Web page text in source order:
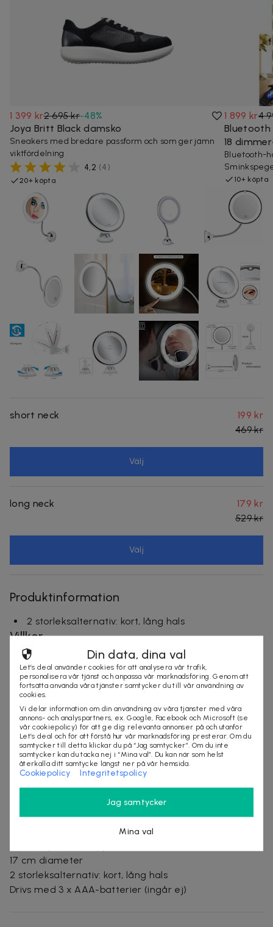
1 399 kr2 695 kr-48%
Joya Britt Black damsko
Sneakers med bredare passform och som ger jämn
viktfördelning
4,2 (4)
20+ köpta
1 899 kr4
Bluetooth
18
Bluetooth-
10+ köpta
short neck
199 kr
469 kr
Välj
long neck
179 kr
529 kr
Välj
Produktinformation
2 storleksalternativ: kort, lång hals
Villkor
Frakt tillkommer
Leveranstid: ca 10 arbetsdagar
Vid leverans-, reklamations och produktfrågor
vänligen kontakta leverantören direkt:
support@turbodealz.com
Mer om produkten
Perfekt för både hemmabruk och professionell
sminkning
Stark sugkopp - enkel att fästa på alla släta ytor
10x förstoring
17 cm diameter
2 storleksalternativ: kort, lång hals
Drivs med 3 x AAA-batterier (ingår ej)
Din data, dina val
Let’s deal använder cookies för att analysera vår trafik,
personalisera vår tjänst och anpassa vår marknadsföring. Genom att
fortsätta använda våra tjänster samtycker du till vår användning av
cookies.
Vi delar information om din användning av våra tjänster med våra
annons- och analyspartners, ex. Google, Facebook och Microsoft (se
vår cookiepolicy) för att ge dig relevanta annonser på och utanför
Let’s deal och för att förstå hur vår marknadsföring presterar. Om du
samtycker till detta klickar du på “Jag samtycker”. Om du inte
samtycker kan du tacka nej i “Mina val”. Du kan när som helst
återkalla ditt samtycke längst ner på vår hemsida.
Cookiepolicy Integritetspolicy
Jag samtycker
Mina val